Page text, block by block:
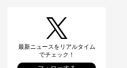
最新ニュースをリアルタイム
でチェック！